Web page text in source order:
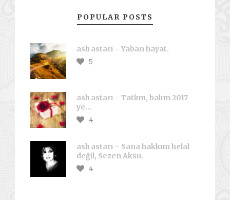
POPULAR POSTS
aslı astarı – Yaban hayat.
5
aslı astarı – Tatlım, balım 2017
ye…
4
aslı astarı – Sana hakkım helal
değil, Sezen Aksu.
4